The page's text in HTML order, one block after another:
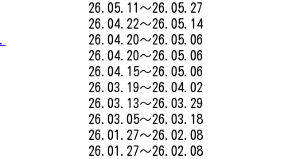
26.05.11～26.05.27
26.04.22～26.05.14
26.04.20～26.05.06
26.04.20～26.05.06
26.04.15～26.05.06
26.03.19～26.04.02
26.03.13～26.03.29
26.03.05～26.03.18
26.01.27～26.02.08
26.01.27～26.02.08